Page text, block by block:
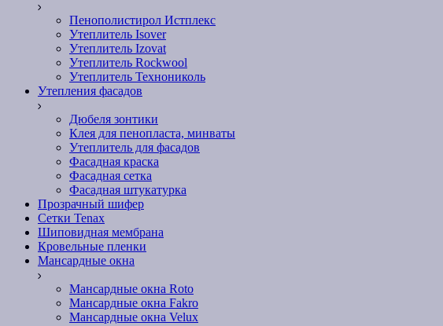
Пенополистирол Истплекс
Утеплитель Isover
Утеплитель Izovat
Утеплитель Rockwool
Утеплитель Технониколь
Утепления фасадов
Дюбеля зонтики
Клея для пенопласта, минваты
Утеплитель для фасадов
Фасадная краска
Фасадная сетка
Фасадная штукатурка
Прозрачный шифер
Сетки Tenax
Шиповидная мембрана
Кровельные пленки
Мансардные окна
Мансардные окна Roto
Мансардные окна Fakro
Мансардные окна Velux